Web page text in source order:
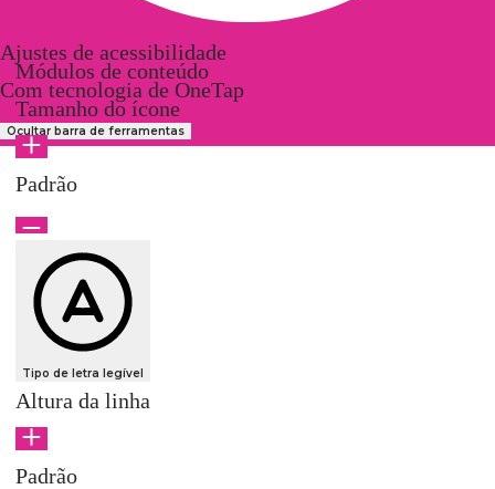
Ajustes de acessibilidade
Com tecnologia de OneTap
Ocultar barra de ferramentas
Módulos de conteúdo
Tamanho do ícone
Padrão
Tipo de letra legível
Altura da linha
Padrão